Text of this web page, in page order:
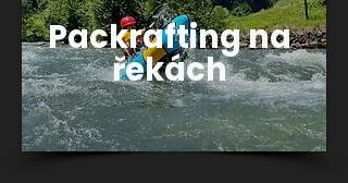
Packrafting na
řekách